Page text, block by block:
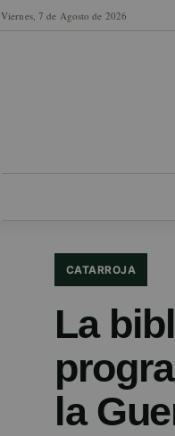
Viernes, 7 de Agosto de 2026
CATARROJA
La
la